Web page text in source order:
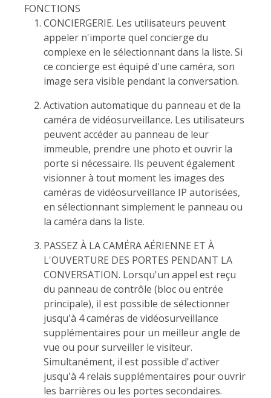
FONCTIONS
CONCIERGERIE. Les utilisateurs peuvent
appeler n'importe quel concierge du
complexe en le sélectionnant dans la liste. Si
ce concierge est équipé d'une caméra, son
image sera visible pendant la conversation.
Activation automatique du panneau et de la
caméra de vidéosurveillance. Les utilisateurs
peuvent accéder au panneau de leur
immeuble, prendre une photo et ouvrir la
porte si nécessaire. Ils peuvent également
visionner à tout moment les images des
caméras de vidéosurveillance IP autorisées,
en sélectionnant simplement le panneau ou
la caméra dans la liste.
PASSEZ À LA CAMÉRA AÉRIENNE ET À
L'OUVERTURE DES PORTES PENDANT LA
CONVERSATION. Lorsqu'un appel est reçu
du panneau de contrôle (bloc ou entrée
principale), il est possible de sélectionner
jusqu'à 4 caméras de vidéosurveillance
supplémentaires pour un meilleur angle de
vue ou pour surveiller le visiteur.
Simultanément, il est possible d'activer
jusqu'à 4 relais supplémentaires pour ouvrir
les barrières ou les portes secondaires.